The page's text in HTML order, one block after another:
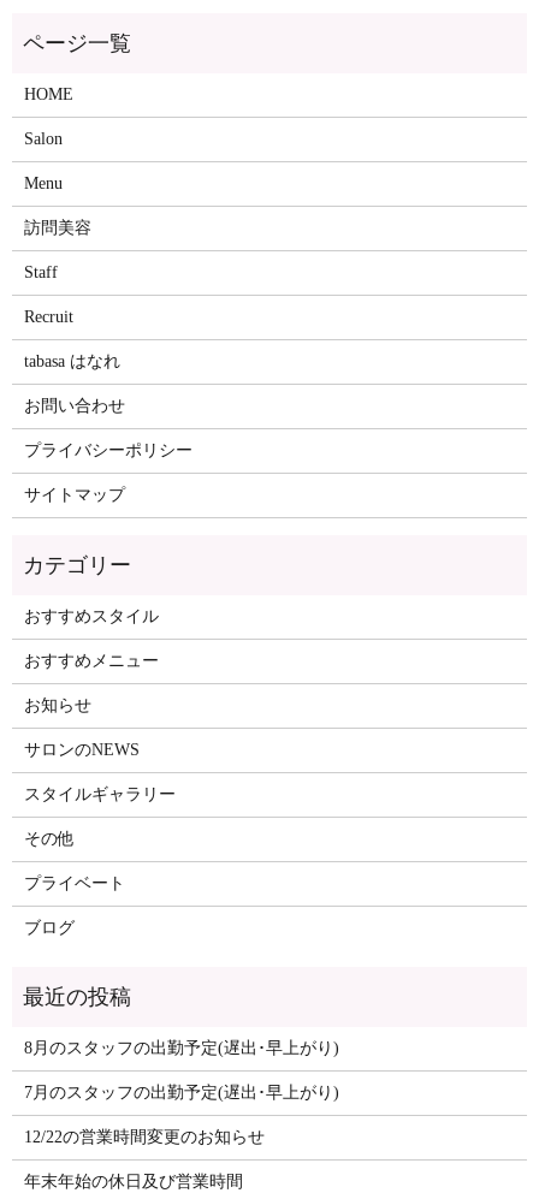
HOME
Salon
Menu
訪問美容
Staff
Recruit
tabasa はなれ
お問い合わせ
プライバシーポリシー
サイトマップ
おすすめスタイル
おすすめメニュー
お知らせ
サロンのNEWS
スタイルギャラリー
その他
プライベート
ブログ
8月のスタッフの出勤予定(遅出･早上がり)
7月のスタッフの出勤予定(遅出･早上がり)
12/22の営業時間変更のお知らせ
年末年始の休日及び営業時間